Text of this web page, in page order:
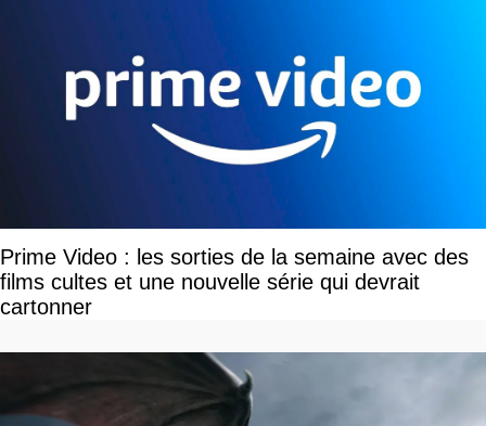
Prime Video : les sorties de la semaine avec des
films cultes et une nouvelle série qui devrait
cartonner